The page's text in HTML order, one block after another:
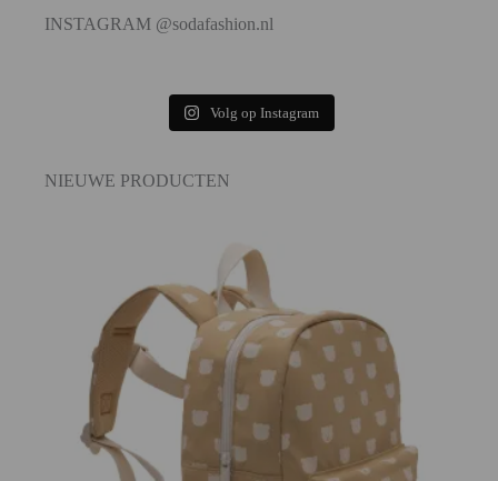
INSTAGRAM @sodafashion.nl
Volg op Instagram
NIEUWE PRODUCTEN